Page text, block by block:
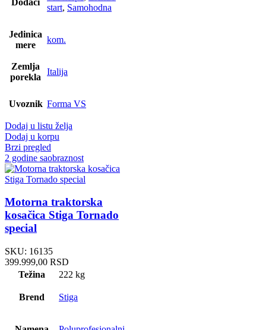
start, Samohodna
Jedinica
mere
kom.
Zemlja
porekla
Italija
Uvoznik Forma VS
Dodaj u listu želja
Dodaj u korpu
Brzi pregled
2 godine saobraznost
Motorna traktorska
kosačica Stiga Tornado
special
SKU: 16135
399.999,00 RSD
Težina
222 kg
Brend Stiga